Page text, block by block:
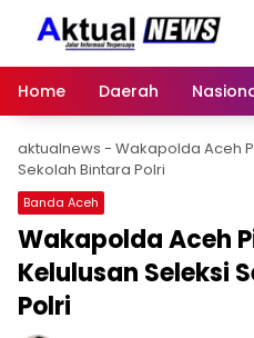
Home
Daerah
aktualnews - Wakapolda Aceh
Sekolah Bintara Polri
Banda Aceh
Wakapolda Aceh
Kelulusan Seleksi
Polri